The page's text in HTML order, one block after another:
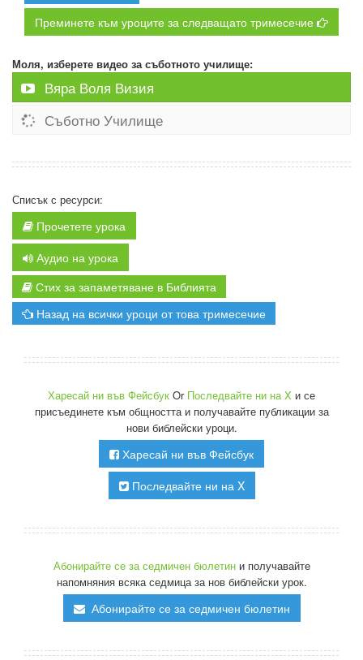
Преминете към уроците за следващато тримесечие
Моля, изберете видео за съботното училище:
Вяра Воля Визия
Съботно Училище
Списък с ресурси:
Прочетете урока
Аудио на урока
Стих за запаметяване в Библията
Назад на всички уроци от това тримесечие
Харесай ни във Фейсбук Or Последвайте ни на X и се
присъединете към общността и получавайте публикации за
нови библейски уроци.
Харесай ни във Фейсбук
Последвайте ни на X
Абонирайте се за седмичен бюлетини получавайте
напомняния всяка седмица за нов библейски урок.
Абонирайте се за седмичен бюлетин